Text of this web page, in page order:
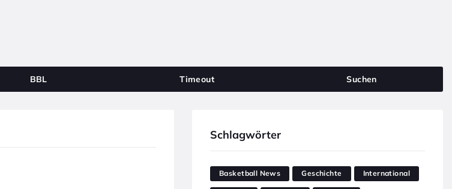
BBL Timeout Suchen
Schlagwörter
Basketball News Geschichte International